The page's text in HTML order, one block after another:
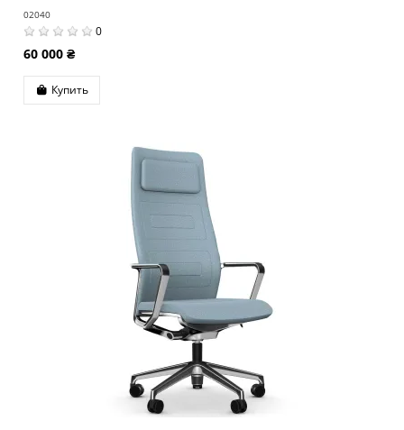
02040
0
60 000 ₴
Купить